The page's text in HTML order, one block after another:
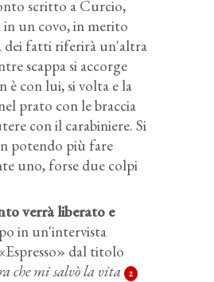
scritto a Curcio,
un covo, in merito
dei fatti riferirà un'altra
scappa si accorge
è con lui, si volta e la
prato con le braccia
con il carabiniere. Si
potendo più fare
uno, forse due colpi
verrà liberatoe
in un'intervista
dal titolo
che mi salvò la vita
2